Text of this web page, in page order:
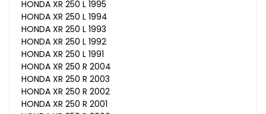
HONDA XR 250 L 1995
HONDA XR 250 L 1994
HONDA XR 250 L 1993
HONDA XR 250 L 1992
HONDA XR 250 L 1991
HONDA XR 250 R 2004
HONDA XR 250 R 2003
HONDA XR 250 R 2002
HONDA XR 250 R 2001